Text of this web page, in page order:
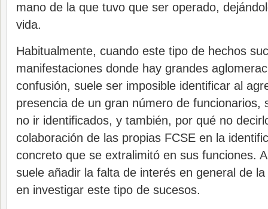
mano de la que tuvo que ser operado,
vida.
Habitualmente, cuando este tipo de hechos
manifestaciones donde hay grandes
confusión, suele ser imposible identificar al
presencia de un gran número de funcionarios,
no ir identificados, y también, por qué no
colaboración de las propias FCSE en la
concreto que se extralimitó en sus funciones.
suele añadir la falta de interés en general de
en investigar este tipo de sucesos.